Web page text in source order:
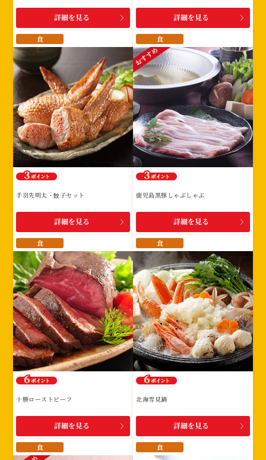
詳細を見る 詳細を見る
食
手羽先明太・餃子セット
詳細を見る
食
鹿児島黒豚しゃぶしゃぶ
詳細を見る
食
十勝ローストビーフ
詳細を見る
食
北海雪見鍋
詳細を見る
食 食